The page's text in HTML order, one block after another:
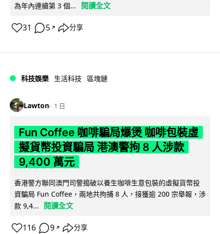
為年內連續第 3 個...
閱讀全文
31 5 ↗ 分享
科技娛樂 生活科技 區塊鏈
Lawton 1 日
Fun Coffee 咖啡騙局爆煲 咖啡包裝虛
擬貨幣投資騙局 港澳警拘 8 人涉款
9,400 萬元
香港警方聯同澳門司警搗破以養生咖啡生意包裝的虛擬貨幣投
資騙局 Fun Coffee，兩地共拘捕 8 人，接獲逾 200 宗舉報，涉
款 9,4...
閱讀全文
116 9 ↗ 分享